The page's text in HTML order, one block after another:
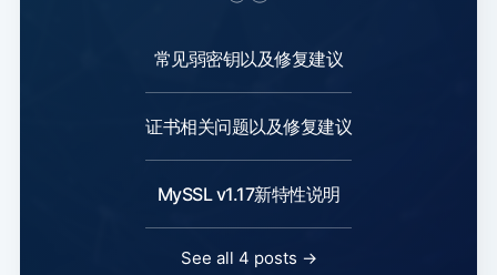
常见弱密钥以及修复建议
证书相关问题以及修复建议
MySSL v1.17新特性说明
See all 4 posts →